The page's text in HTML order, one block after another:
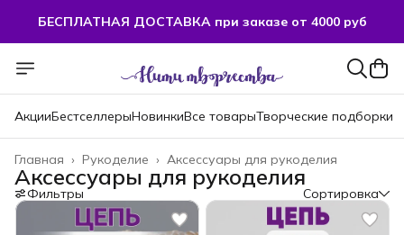
БЕСПЛАТНАЯ ДОСТАВКА при заказе от 4000 руб
АкцииБестселлерыНовинкиВсе товарыТворческие подборки
Аксессуары для рукоделия
Рукоделие ›
Главная ›
Аксессуары для рукоделия
Фильтры Сортировка